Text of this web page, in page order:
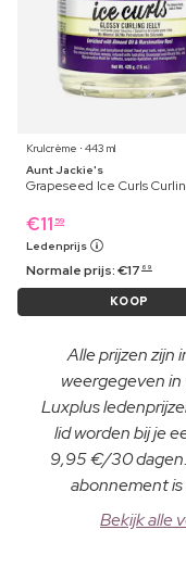
Krulcrème ⋅ 443 ml
Aunt Jackie's
Grapeseed Ice Curls
€11 59
Ledenprijs
Normale prijs:€17 69
KOOP
Alle prijzen zijn
weergegeven in
Luxplus
lid worden bij je
9,95 €/30 dagen.
abonnement
Bekijk alle